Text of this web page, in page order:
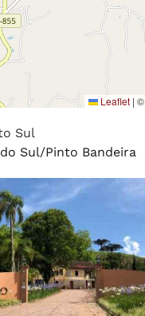
Leaflet | ©
Sul
Sul/Pinto Bandeira